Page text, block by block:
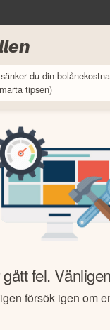
du din
tipsen)
fel.
försök igen om